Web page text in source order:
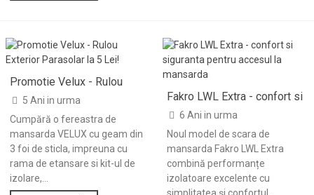
Promotie Velux - Rulou
Exterior Parasolar la 5 Lei!
5 Ani in urma
Cumpără o fereastra de
mansarda VELUX cu geam din
3 foi de sticla, impreuna cu
rama de etansare si kit-ul de
izolare,...
Fakro LWL Extra - confort si
siguranta pentru accesul la
6 Ani in urma
Noul model de scara de
mansarda Fakro LWL Extra
combină performanțe
izolatoare excelente cu